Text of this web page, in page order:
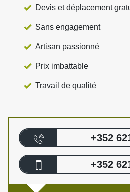
Devis et déplacement
Sans engagement
Artisan passionné
Prix imbattable
Travail de qualité
+352
+352